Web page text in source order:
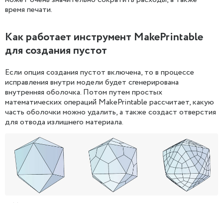
время печати.
Как работает инструмент MakePrintable
для создания пустот
Если опция создания пустот включена, то в процессе
исправления внутри модели будет сгенерирована
внутренняя оболочка. Потом путем простых
математических операций MakePrintable рассчитает, какую
часть оболочки можно удалить, а также создаст отверстия
для отвода излишнего материала.